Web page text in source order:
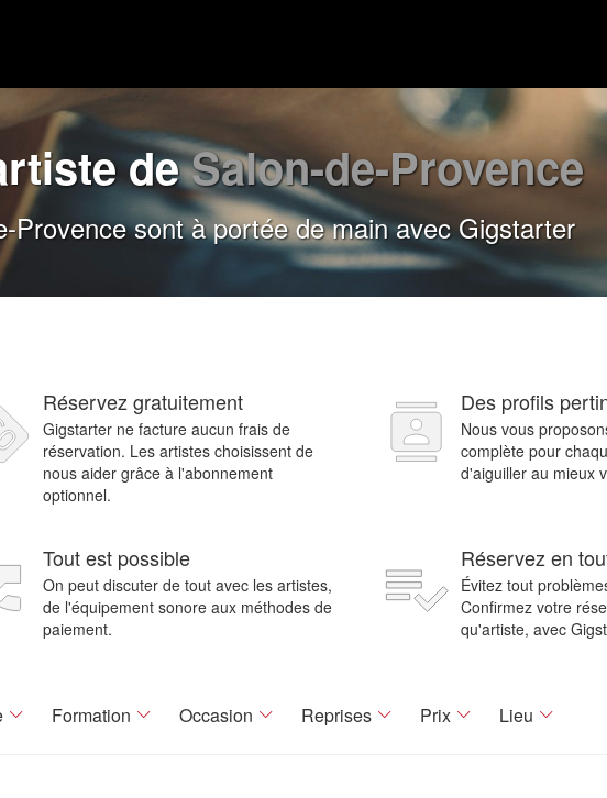
deSalon-de-Provence
Provence sont à portée de main avec Gigstarter
Réservez gratuitement
Gigstarter ne facture aucun frais de
réservation. Les artistes choisissent de
nous aider grâce à l'abonnement
optionnel.
Des profils
Nous vous
complète pour
d'aiguiller au mieux
Tout est possible
On peut discuter de tout avec les artistes,
de l'équipement sonore aux méthodes de
paiement.
Réservez en
Évitez tout
Confirmez votre
qu'artiste, avec
Formation Occasion Reprises Prix Lieu